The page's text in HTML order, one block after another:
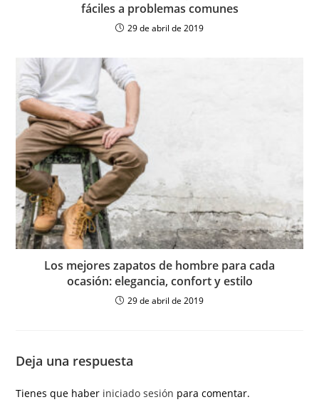
fáciles a problemas comunes
29 de abril de 2019
Los mejores zapatos de hombre para cada
ocasión: elegancia, confort y estilo
29 de abril de 2019
Deja una respuesta
Tienes que haber iniciado sesión para comentar.